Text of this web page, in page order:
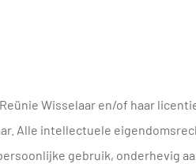
Wisselaar en/of haar
Alle intellectuele
gebruik, onderhevig